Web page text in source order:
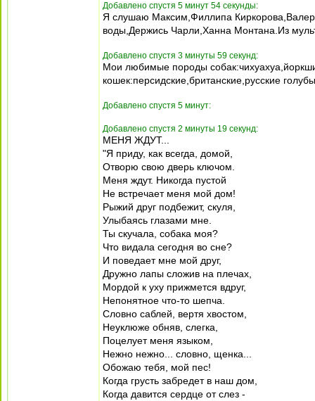
Добавлено спустя 5 минут 54 секунды:
Я слушаю Максим,Филлипа
воды,Держись Чарли,Ханна Монтана.Из
Добавлено спустя 3 минуты 59 секунд:
Мои любимые породы
кошек:персидские,британские,русские
Добавлено спустя 5 минут:
Добавлено спустя 2 минуты 19 секунд:
МЕНЯ ЖДУТ...
"Я приду, как всегда, домой,
Отворю свою дверь ключом.
Меня ждут. Никогда пустой
Не встречает меня мой дом!
Рыжий друг подбежит, скуля,
Улыбаясь глазами мне.
Ты скучала, собака моя?
Что видала сегодня во сне?
И поведает мне мой друг,
Дружно лапы сложив на плечах,
Мордой к уху прижмется вдруг,
Непонятное что-то шепча.
Словно саблей, вертя хвостом,
Неуклюже обняв, слегка,
Поцелует меня языком,
Нежно нежно... словно, щенка...
Обожаю тебя, мой пес!
Когда грусть забредет в наш дом,
Когда давится сердце от слез -